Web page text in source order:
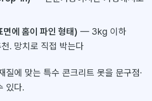
면에 홈이 파인 형태) — 3kg 이하
. 망치로 직접 박는다
질에 맞는 특수 콘크리트 못을 문구점·
있다.